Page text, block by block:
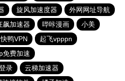
旋风加速度器
外网网址导航
飙加速器 哔咔漫画
小美
快鸭VPN
起飞vpppn
免费加速
录
云梯加速器